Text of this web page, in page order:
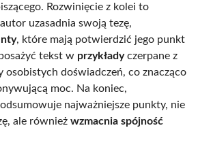
Rozwinięcie z kolei to
uzasadnia swoją tezę,
, które mają potwierdzić jego punkt
tekst w przykładyczerpane z
osobistych doświadczeń, co znacząco
moc. Na koniec,
najważniejsze punkty, nie
ale również wzmacnia spójność